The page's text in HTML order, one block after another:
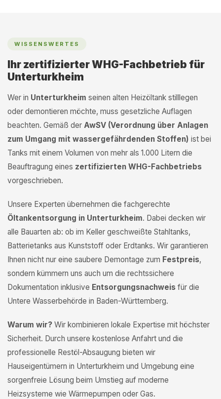
WISSENSWERTES
Ihr zertifizierter WHG-Fachbetrieb für
Unterturkheim
Wer in Unterturkheim seinen alten Heizöltank stilllegen
oder demontieren möchte, muss gesetzliche Auflagen
beachten. Gemäß der AwSV (Verordnung über Anlagen
zum Umgang mit wassergefährdenden Stoffen) ist bei
Tanks mit einem Volumen von mehr als 1.000 Litern die
Beauftragung eines zertifizierten WHG-Fachbetriebs
vorgeschrieben.
Unsere Experten übernehmen die fachgerechte
Öltankentsorgung in Unterturkheim. Dabei decken wir
alle Bauarten ab: ob im Keller geschweißte Stahltanks,
Batterietanks aus Kunststoff oder Erdtanks. Wir garantieren
Ihnen nicht nur eine saubere Demontage zum Festpreis,
sondern kümmern uns auch um die rechtssichere
Dokumentation inklusive Entsorgungsnachweis für die
Untere Wasserbehörde in Baden-Württemberg.
Warum wir? Wir kombinieren lokale Expertise mit höchster
Sicherheit. Durch unsere kostenlose Anfahrt und die
professionelle Restöl-Absaugung bieten wir
Hauseigentümern in Unterturkheim und Umgebung eine
sorgenfreie Lösung beim Umstieg auf moderne
Heizsysteme wie Wärmepumpen oder Gas.